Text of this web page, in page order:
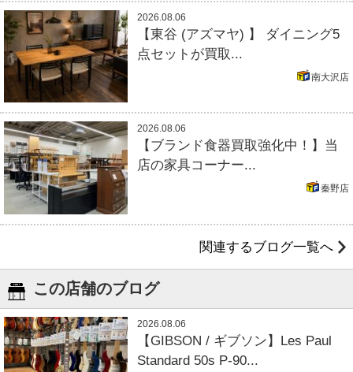
2026.08.06
【東谷 (アズマヤ) 】 ダイニング5
点セットが買取...
南大沢店
2026.08.06
【ブランド食器買取強化中！】当
店の家具コーナー...
秦野店
関連するブログ一覧へ
この店舗のブログ
2026.08.06
【GIBSON / ギブソン】Les Paul
Standard 50s P-90...